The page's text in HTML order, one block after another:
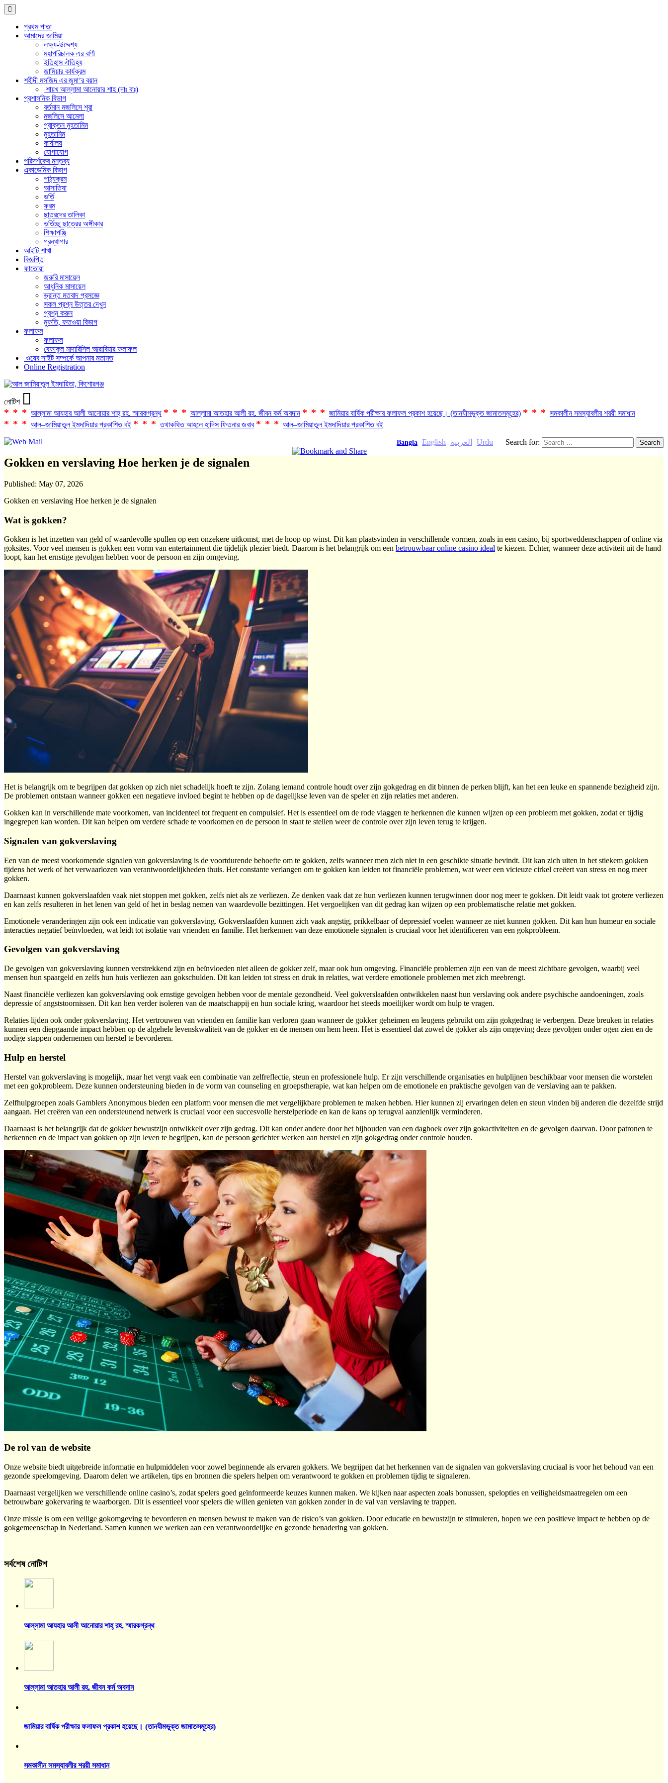
প্রথম পাতা
আমাদের জামিয়া
লক্ষ্য-উদ্দেশ্য
মহাপরিচালক এর বাণী
ইতিহাস ঐতিহ্য
জামিয়ার কার্যক্রম
শহীদী মসজিদ এর জুমা’র বয়ান
শায়খ আল্লামা আনোয়ার শাহ (দাঃ বাঃ)
প্রশাসনিক বিভাগ
বর্তমান মজলিসে শূরা
মজলিসে আমেলা
প্রাক্তন মুহতামিম
মুহতামিম
কার্যালয়
যোগাযোগ
পরিদর্শকের মন্তব্য
একাডেমিক বিভাগ
পাঠ্যক্রম
আসাতিযা
ভর্তি
ফরম
ছাত্রদের তালিকা
ভর্তিচ্ছু ছাত্রের অঙ্গীকার
শিক্ষাপঞ্জি
গ্রন্থাগার
আইটি শাখা
বিজ্ঞপ্তি
ফাতোয়া
জরুরি মাসায়েল
আধুনিক মাসায়েল
ভ্রান্ত মতবাদ প্রসজ্ঞে
সকল প্রশ্ন উত্তর দেখুন
প্রশ্ন করুন
মুফতি, ফতওয়া বিভাগ
ফলাফল
ফলাফল
বেফাকুল মাদারিসিল আরাবিয়ার ফলাফল
ওয়েব সাইট সম্পর্কে আপনার মতামত
Online Registration
নোটিশ
*** আল্লামা আযহার আলী আনোয়ার শাহ্‌ রহ. স্মারকগ্রন্থ *** আল্লামা আতহার আলী রহ. জীবন কর্ম অবদান *** জামিয়ার বার্ষিক পরীক্ষার ফলাফল প্রকাশ হয়েছে। (তানযীমভুক্ত জামাতসমূহের) *** সমকালীন সমস্যাবলীর শরয়ী সমাধান
*** আল–জামিয়াতুল ইমদাদিয়ার প্রকাশিত বই ***তথাকথিত আহলে হাদিস ফিতনার জবাব *** আল–জামিয়াতুল ইমদাদিয়ার প্রকাশিত বই
Search for:
Bangla English العربية Urdu
Gokken en verslaving Hoe herken je de signalen
Published: May 07, 2026
Gokken en verslaving Hoe herken je de signalen
Wat is gokken?
Gokken is het inzetten van geld of waardevolle spullen op een onzekere uitkomst, met de hoop op winst. Dit kan plaatsvinden in verschillende vormen, zoals in een casino, bij sportweddenschappen of online via
goksites. Voor veel mensen is gokken een vorm van entertainment die tijdelijk plezier biedt. Daarom is het belangrijk om een betrouwbaar online casino ideal te kiezen. Echter, wanneer deze activiteit uit de hand
loopt, kan het ernstige gevolgen hebben voor de persoon en zijn omgeving.
Het is belangrijk om te begrijpen dat gokken op zich niet schadelijk hoeft te zijn. Zolang iemand controle houdt over zijn gokgedrag en dit binnen de perken blijft, kan het een leuke en spannende bezigheid zijn.
De problemen ontstaan wanneer gokken een negatieve invloed begint te hebben op de dagelijkse leven van de speler en zijn relaties met anderen.
Gokken kan in verschillende mate voorkomen, van incidenteel tot frequent en compulsief. Het is essentieel om de rode vlaggen te herkennen die kunnen wijzen op een probleem met gokken, zodat er tijdig
ingegrepen kan worden. Dit kan helpen om verdere schade te voorkomen en de persoon in staat te stellen weer de controle over zijn leven terug te krijgen.
Signalen van gokverslaving
Een van de meest voorkomende signalen van gokverslaving is de voortdurende behoefte om te gokken, zelfs wanneer men zich niet in een geschikte situatie bevindt. Dit kan zich uiten in het stiekem gokken
tijdens het werk of het verwaarlozen van verantwoordelijkheden thuis. Het constante verlangen om te gokken kan leiden tot financiële problemen, wat weer een vicieuze cirkel creëert van stress en nog meer
gokken.
Daarnaast kunnen gokverslaafden vaak niet stoppen met gokken, zelfs niet als ze verliezen. Ze denken vaak dat ze hun verliezen kunnen terugwinnen door nog meer te gokken. Dit leidt vaak tot grotere verliezen
en kan zelfs resulteren in het lenen van geld of het in beslag nemen van waardevolle bezittingen. Het vergoelijken van dit gedrag kan wijzen op een problematische relatie met gokken.
Emotionele veranderingen zijn ook een indicatie van gokverslaving. Gokverslaafden kunnen zich vaak angstig, prikkelbaar of depressief voelen wanneer ze niet kunnen gokken. Dit kan hun humeur en sociale
interacties negatief beïnvloeden, wat leidt tot isolatie van vrienden en familie. Het herkennen van deze emotionele signalen is cruciaal voor het identificeren van een gokprobleem.
Gevolgen van gokverslaving
De gevolgen van gokverslaving kunnen verstrekkend zijn en beïnvloeden niet alleen de gokker zelf, maar ook hun omgeving. Financiële problemen zijn een van de meest zichtbare gevolgen, waarbij veel
mensen hun spaargeld en zelfs hun huis verliezen aan gokschulden. Dit kan leiden tot stress en druk in relaties, wat verdere emotionele problemen met zich meebrengt.
Naast financiële verliezen kan gokverslaving ook ernstige gevolgen hebben voor de mentale gezondheid. Veel gokverslaafden ontwikkelen naast hun verslaving ook andere psychische aandoeningen, zoals
depressie of angststoornissen. Dit kan hen verder isoleren van de maatschappij en hun sociale kring, waardoor het steeds moeilijker wordt om hulp te vragen.
Relaties lijden ook onder gokverslaving. Het vertrouwen van vrienden en familie kan verloren gaan wanneer de gokker geheimen en leugens gebruikt om zijn gokgedrag te verbergen. Deze breuken in relaties
kunnen een diepgaande impact hebben op de algehele levenskwaliteit van de gokker en de mensen om hem heen. Het is essentieel dat zowel de gokker als zijn omgeving deze gevolgen onder ogen zien en de
nodige stappen ondernemen om herstel te bevorderen.
Hulp en herstel
Herstel van gokverslaving is mogelijk, maar het vergt vaak een combinatie van zelfreflectie, steun en professionele hulp. Er zijn verschillende organisaties en hulplijnen beschikbaar voor mensen die worstelen
met een gokprobleem. Deze kunnen ondersteuning bieden in de vorm van counseling en groepstherapie, wat kan helpen om de emotionele en praktische gevolgen van de verslaving aan te pakken.
Zelfhulpgroepen zoals Gamblers Anonymous bieden een platform voor mensen die met vergelijkbare problemen te maken hebben. Hier kunnen zij ervaringen delen en steun vinden bij anderen die dezelfde strijd
aangaan. Het creëren van een ondersteunend netwerk is cruciaal voor een succesvolle herstelperiode en kan de kans op terugval aanzienlijk verminderen.
Daarnaast is het belangrijk dat de gokker bewustzijn ontwikkelt over zijn gedrag. Dit kan onder andere door het bijhouden van een dagboek over zijn gokactiviteiten en de gevolgen daarvan. Door patronen te
herkennen en de impact van gokken op zijn leven te begrijpen, kan de persoon gerichter werken aan herstel en zijn gokgedrag onder controle houden.
De rol van de website
Onze website biedt uitgebreide informatie en hulpmiddelen voor zowel beginnende als ervaren gokkers. We begrijpen dat het herkennen van de signalen van gokverslaving cruciaal is voor het behoud van een
gezonde speelomgeving. Daarom delen we artikelen, tips en bronnen die spelers helpen om verantwoord te gokken en problemen tijdig te signaleren.
Daarnaast vergelijken we verschillende online casino’s, zodat spelers goed geïnformeerde keuzes kunnen maken. We kijken naar aspecten zoals bonussen, spelopties en veiligheidsmaatregelen om een
betrouwbare gokervaring te waarborgen. Dit is essentieel voor spelers die willen genieten van gokken zonder in de val van verslaving te trappen.
Onze missie is om een veilige gokomgeving te bevorderen en mensen bewust te maken van de risico’s van gokken. Door educatie en bewustzijn te stimuleren, hopen we een positieve impact te hebben op de
gokgemeenschap in Nederland. Samen kunnen we werken aan een verantwoordelijke en gezonde benadering van gokken.
সর্বশেষ নোটিশ
আল্লামা আযহার আলী আনোয়ার শাহ্‌ রহ. স্মারকগ্রন্থ
আল্লামা আতহার আলী রহ. জীবন কর্ম অবদান
জামিয়ার বার্ষিক পরীক্ষার ফলাফল প্রকাশ হয়েছে। (তানযীমভুক্ত জামাতসমূহের)
সমকালীন সমস্যাবলীর শরয়ী সমাধান